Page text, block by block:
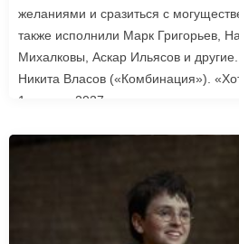
желаниями и сразиться с
также исполнили Марк Григорьев,
Михалковы, Аскар Ильясов и
Никита Власов («Комбинация»).
1 января 2027 года.